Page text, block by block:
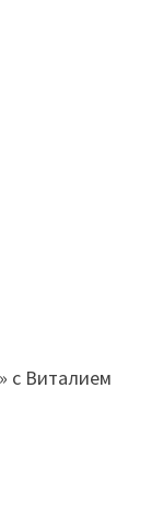
с Виталием